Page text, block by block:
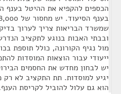
הכספים להקפיא את ההיטל בענף
שמשרד הבריאות צריך לערוך
ובבתי האבות בנוגע לתקציב
מול נגיף הקורונה, כולל תוספת
ייעודי עבור הוצאות המוסדות
יש לבחון מחדש את החסמים
יגיע למוסדות. תת התקציב לא רק
הוא גם עלול להוביל לקריסת